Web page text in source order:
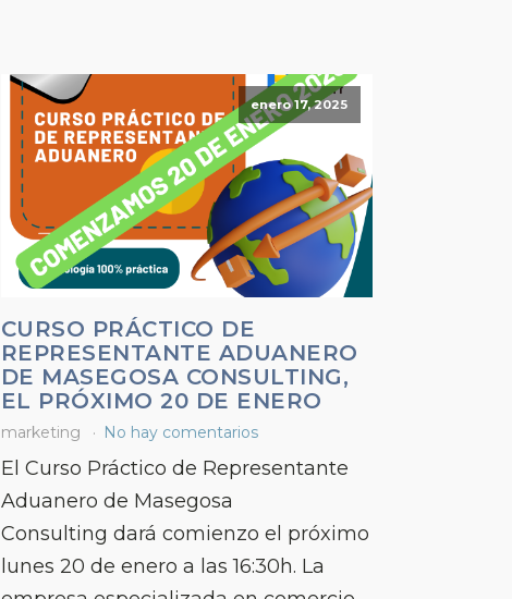
enero 17, 2025
CURSO PRÁCTICO DE
REPRESENTANTE ADUANERO
DE MASEGOSA CONSULTING,
EL PRÓXIMO 20 DE ENERO
marketing No hay comentarios
El Curso Práctico de Representante
Aduanero de Masegosa
Consulting dará comienzo el próximo
lunes 20 de enero a las 16:30h. La